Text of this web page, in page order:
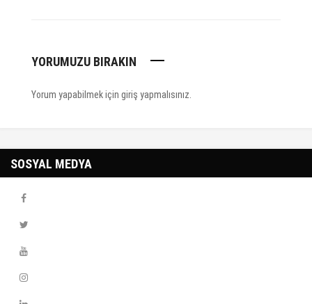
YORUMUZU BIRAKIN
Yorum yapabilmek için giriş yapmalısınız
SOSYAL MEDYA